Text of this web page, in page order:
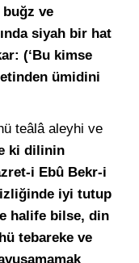
buğz ve
siyah bir hat
(‘Bu kimse
ümidini
teâlâ aleyhi ve
ki dilinin
i Ebû Bekr-i
iyi tutup
halife bilse, din
tebareke ve